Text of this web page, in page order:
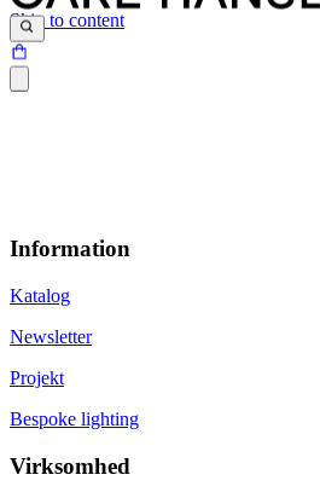
Skip to content
Information
Katalog
Newsletter
Projekt
Bespoke lighting
Virksomhed